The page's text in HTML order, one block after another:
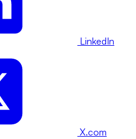
LinkedIn
X.com